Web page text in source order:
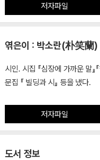
저자파일
엮은이 : 박소란(朴笑蘭)
시인. 시집 『심장에 가까운 말』
문집 『 빌딩과 시』 등을 냈다.
저자파일
도서 정보